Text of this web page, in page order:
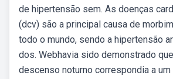
de hipertensão sem. As doenças
(dcv) são a principal causa de
todo o mundo, sendo a hipertensão
dos. Webhavia sido demonstrado
descenso noturno correspondia a um